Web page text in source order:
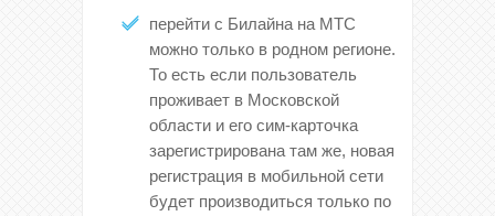
перейти с Билайна на МТС
можно только в родном регионе.
То есть если пользователь
проживает в Московской
области и его сим-карточка
зарегистрирована там же, новая
регистрация в мобильной сети
будет производиться только по